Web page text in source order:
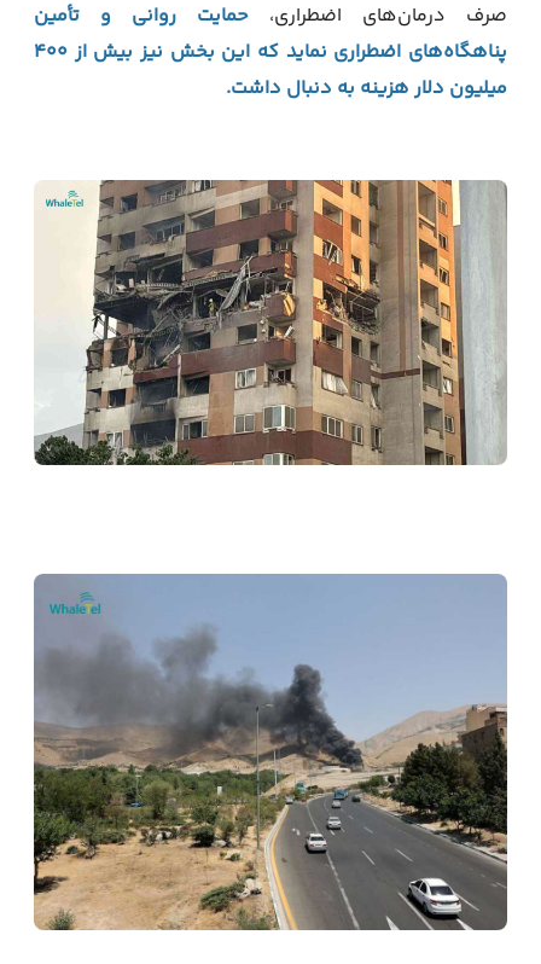
صرف درمان‌های اضطراری، حمایت روانی و تأمین
پناهگاه‌های اضطراری نماید که این بخش نیز بیش از ۴۰۰
میلیون دلار هزینه به دنبال داشت.